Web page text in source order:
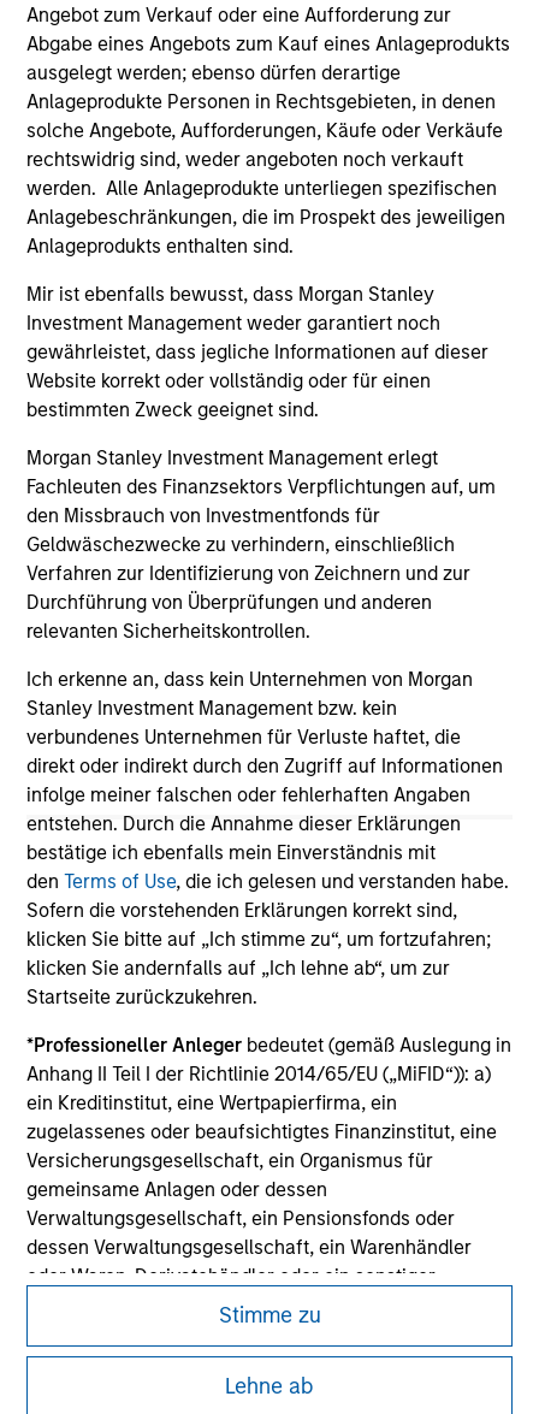
Angebot zum Verkauf oder eine Aufforderung zur
Abgabe eines Angebots zum Kauf eines Anlageprodukts
ausgelegt werden; ebenso dürfen derartige
Anlageprodukte Personen in Rechtsgebieten, in denen
solche Angebote, Aufforderungen, Käufe oder Verkäufe
rechtswidrig sind, weder angeboten noch verkauft
werden. Alle Anlageprodukte unterliegen spezifischen
Anlagebeschränkungen, die im Prospekt des jeweiligen
Anlageprodukts enthalten sind.
Mir ist ebenfalls bewusst, dass Morgan Stanley
Investment Management weder garantiert noch
gewährleistet, dass jegliche Informationen auf dieser
Website korrekt oder vollständig oder für einen
bestimmten Zweck geeignet sind.
Morgan Stanley Investment Management erlegt
Fachleuten des Finanzsektors Verpflichtungen auf, um
den Missbrauch von Investmentfonds für
Geldwäschezwecke zu verhindern, einschließlich
Verfahren zur Identifizierung von Zeichnern und zur
Durchführung von Überprüfungen und anderen
relevanten Sicherheitskontrollen.
Ich erkenne an, dass kein Unternehmen von Morgan
Stanley Investment Management bzw. kein
verbundenes Unternehmen für Verluste haftet, die
direkt oder indirekt durch den Zugriff auf Informationen
infolge meiner falschen oder fehlerhaften Angaben
entstehen. Durch die Annahme dieser Erklärungen
bestätige ich ebenfalls mein Einverständnis mit
denTerms of Use, die ich gelesen und verstanden habe.
Sofern die vorstehenden Erklärungen korrekt sind,
klicken Sie bitte auf „Ich stimme zu“, um fortzufahren;
klicken Sie andernfalls auf „Ich lehne ab“, um zur
Startseite zurückzukehren.
*Professioneller Anleger bedeutet (gemäß Auslegung in
Anhang II Teil I der Richtlinie 2014/65/EU („MiFID“)): a)
ein Kreditinstitut, eine Wertpapierfirma, ein
zugelassenes oder beaufsichtigtes Finanzinstitut, eine
Versicherungsgesellschaft, ein Organismus für
gemeinsame Anlagen oder dessen
Verwaltungsgesellschaft, ein Pensionsfonds oder
dessen Verwaltungsgesellschaft, ein Warenhändler
oder Waren-Derivatehändler oder ein sonstiger
institutioneller Anleger, der in jedem Fall für die Tätigkeit
beaufsichtigt werden muss; b) ein Großunternehmen,
das mindestens zwei der folgenden
Stimme zu
Lehne ab
ARTICLE
2026 Russell Reconstitution: A New
Lens on Growth, Value and Active
Management
broader shift in today’s market: the traditional
lines between Growth and Value are becoming
less distinct. Learn what Eaton Vance
investment teams think that means for
portfolio construction, diversification and
investors.
03-AUG-2026
May not represent all Team Members.
The information on this page is for informational
purposes only. The information contained herein does
not constitute and should not be construed as an
offering of advisory services or an offer to sell or a
solicitation of an offer to buy any securities in any
jurisdiction in which such offer or solicitation,
purchase or sale would be unlawful under the
securities, insurance or other laws of such jurisdiction.
All investing involves risks, including a loss of principal.
Please refer to the strategy detail page for important
information on the strategy, including additional risk